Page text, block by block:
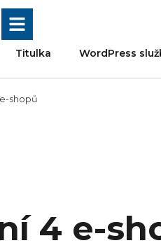
Titulka WordPress
shopů
4 e-